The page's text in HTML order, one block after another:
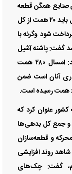
صنایع همگن قطعه
سازی کشوردر این نشست با تاکید بر اینکه حداقل باید ۲۰ همت از کل
شود وگرنه با
گفت: پاشنه آشیل
این صنعت، کمبود نقدینگی است. وی ادامه داد: امسال ۲۸۰ همت
۶۰۰ همت بدهی جاری آنان است ضمن
عنوان کرد که
۲ خودروساز بزرگ ۵۷۵ همت و جمع کل بدهی‌ها
و قطعه‌سازان
زمستان سال ۱۳۹۸ تا امسال شاهد روند افزایشی
گفت: چک‌های